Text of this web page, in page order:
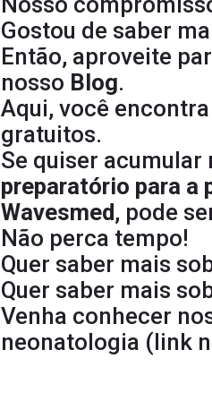
Gostou de saber
Então, aproveite
nosso Blog.
Aqui, você
gratuitos.
Se quiser
preparatório para a
Wavesmed, pode
Não perca tempo!
Quer saber mais
Quer saber mais
Venha conhecer
neonatologia (link